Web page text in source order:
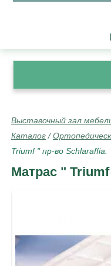
Выставочный зал
Каталог /
Triumf " пр-во Schlaraffia.
Матрас "